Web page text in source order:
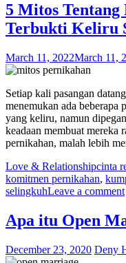
5 Mitos
Terbukti Keliru
March 11, 2022March 11,
Setiap kali pasangan
menemukan ada
yang keliru, namun
keadaan membuat mereka
pernikahan, malah lebih
Love & Relationshipcinta
komitmen pernikahan,
selingkuhLeave a comment
Apa itu Open
December 23, 2020 Deny